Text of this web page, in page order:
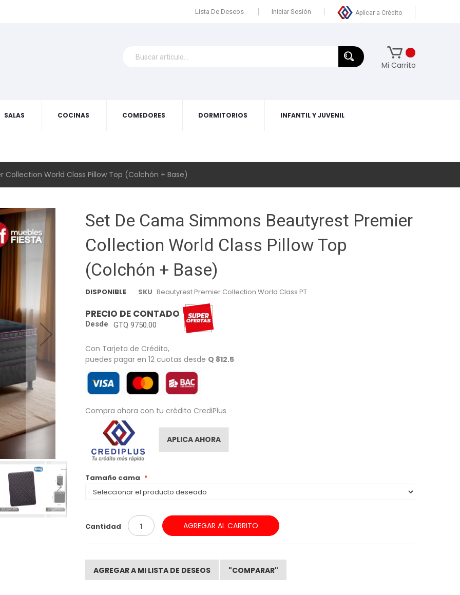
Aplicar a Crédito
Lista De Deseos Iniciar Sesión
Mi Carrito
SALAS COCINAS COMEDORES DORMITORIOS INFANTIL Y JUVENIL
World Class Pillow Top (Colchón + Base)
Set De Cama Simmons Beautyrest Premier
Collection World Class Pillow Top
(Colchón + Base)
DISPONIBLE SKU Beautyrest Premier Collection World Class PT
PRECIO DE CONTADO
Desde GTQ 9750.00
Con Tarjeta de Crédito,
puedes pagar en 12 cuotas desde Q 812.5
Compra ahora con tu crédito CrediPlus
APLICA AHORA
Tamaño cama
Cantidad AGREGAR AL CARRITO
AGREGAR A MI LISTA DE DESEOS "COMPARAR"